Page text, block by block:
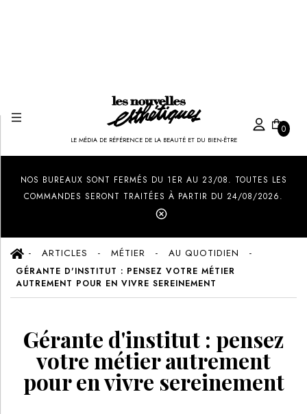
LE MÉDIA DE RÉFÉRENCE DE LA BEAUTÉ ET DU BIEN-ÊTRE
0
NOS BUREAUX SONT FERMÉS DU 1ER AU 23/08. TOUTES LES
COMMANDES SERONT TRAITÉES À PARTIR DU 24/08/2026.
ARTICLES MÉTIER AU QUOTIDIEN
GÉRANTE D'INSTITUT : PENSEZ VOTRE MÉTIER
AUTREMENT POUR EN VIVRE SEREINEMENT
Gérante d'institut : pensez
votre métier autrement
pour en vivre sereinement